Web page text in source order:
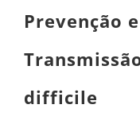
Prevenção
difficile